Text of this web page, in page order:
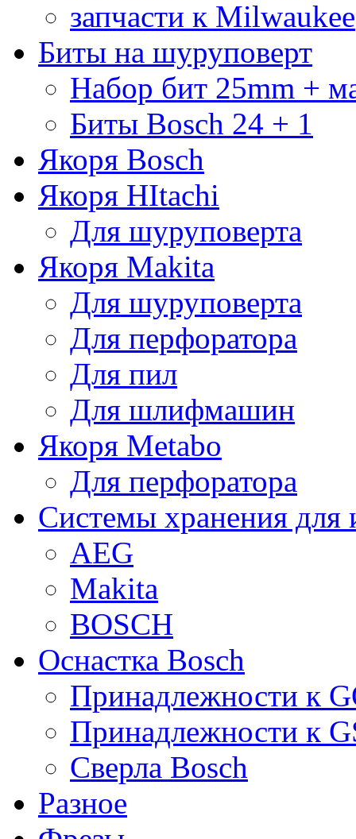
запчасти к Milwaukee
Биты на шуруповерт
Набор бит 25mm +
Биты Bosch 24 + 1
Якоря Bosch
Якоря HItachi
Для шуруповерта
Якоря Makita
Для шуруповерта
Для перфоратора
Для пил
Для шлифмашин
Якоря Metabo
Для перфоратора
Системы хранения для
AEG
Makita
BOSCH
Оснастка Bosch
Принадлежности к
Принадлежности к
Сверла Bosch
Разное